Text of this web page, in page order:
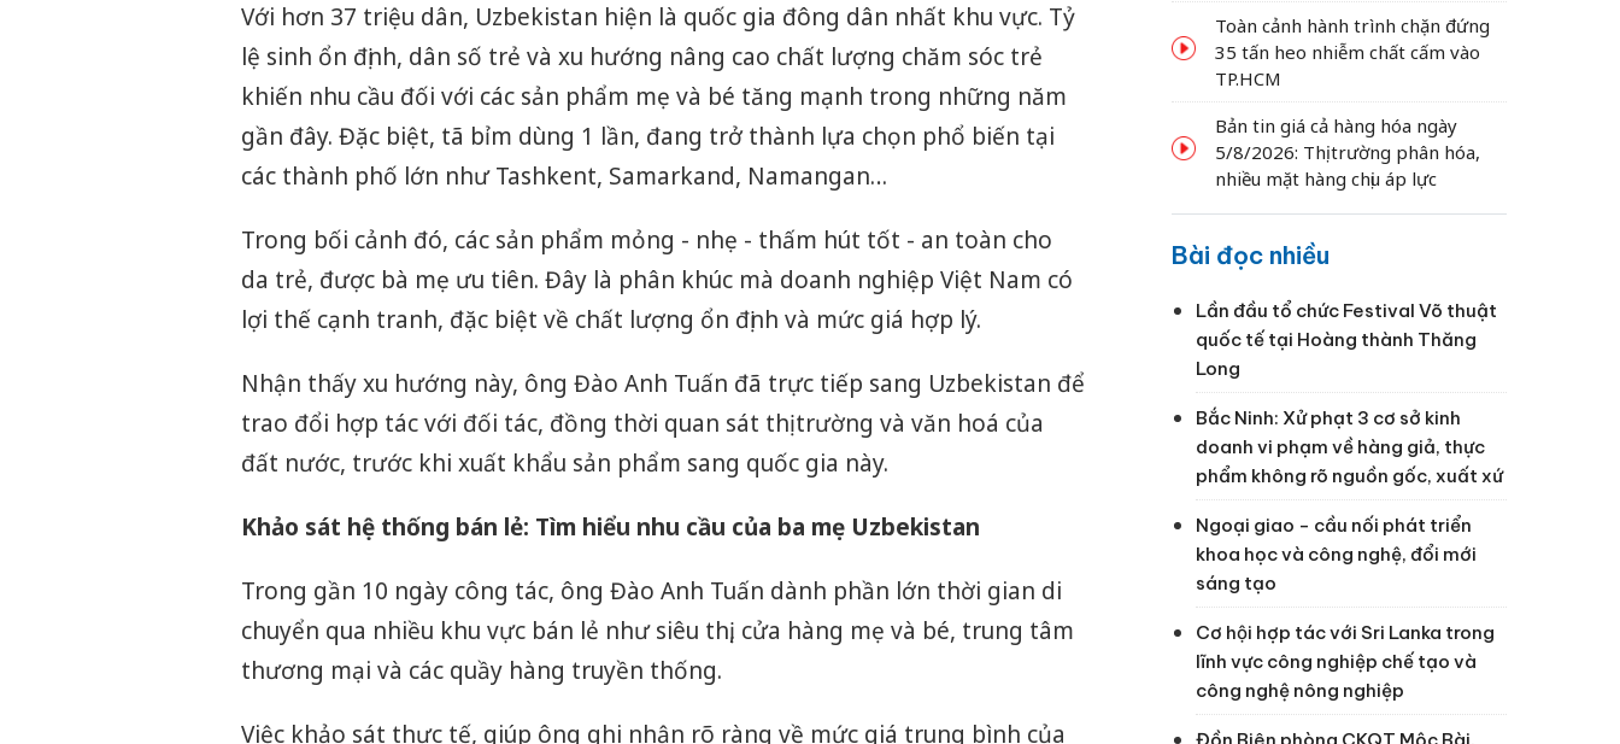
Với hơn 37 triệu dân, Uzbekistan hiện là quốc gia đông dân nhất khu vực. Tỷ
lệ sinh ổn định, dân số trẻ và xu hướng nâng cao chất lượng chăm sóc trẻ
khiến nhu cầu đối với các sản phẩm mẹ và bé tăng mạnh trong những năm
gần đây. Đặc biệt, tã bỉm dùng 1 lần, đang trở thành lựa chọn phổ biến tại
các thành phố lớn như Tashkent, Samarkand, Namangan…
Trong bối cảnh đó, các sản phẩm mỏng - nhẹ - thấm hút tốt - an toàn cho
da trẻ, được bà mẹ ưu tiên. Đây là phân khúc mà doanh nghiệp Việt Nam có
lợi thế cạnh tranh, đặc biệt về chất lượng ổn định và mức giá hợp lý.
Nhận thấy xu hướng này, ông Đào Anh Tuấn đã trực tiếp sang Uzbekistan để
trao đổi hợp tác với đối tác, đồng thời quan sát thị trường và văn hoá của
đất nước, trước khi xuất khẩu sản phẩm sang quốc gia này.
Khảo sát hệ thống bán lẻ: Tìm hiểu nhu cầu của ba mẹ Uzbekistan
Trong gần 10 ngày công tác, ông Đào Anh Tuấn dành phần lớn thời gian di
chuyển qua nhiều khu vực bán lẻ như siêu thị, cửa hàng mẹ và bé, trung tâm
thương mại và các quầy hàng truyền thống.
Việc khảo sát thực tế, giúp ông ghi nhận rõ ràng về mức giá trung bình của
Toàn cảnh hành trình chặn đứng
35 tấn heo nhiễm chất cấm vào
TP.HCM
Bản tin giá cả hàng hóa ngày
5/8/2026: Thị trường phân hóa,
nhiều mặt hàng chịu áp lực
Bài đọc nhiều
Lần đầu tổ chức Festival Võ thuật
quốc tế tại Hoàng thành Thăng
Long
Bắc Ninh: Xử phạt 3 cơ sở kinh
doanh vi phạm về hàng giả, thực
phẩm không rõ nguồn gốc, xuất xứ
Ngoại giao - cầu nối phát triển
khoa học và công nghệ, đổi mới
sáng tạo
Cơ hội hợp tác với Sri Lanka trong
lĩnh vực công nghiệp chế tạo và
công nghệ nông nghiệp